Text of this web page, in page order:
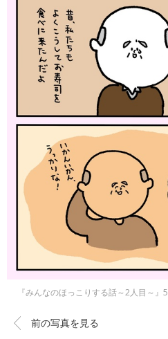
『みんなのほっこりする話～2人目～』5
前の写真を見る